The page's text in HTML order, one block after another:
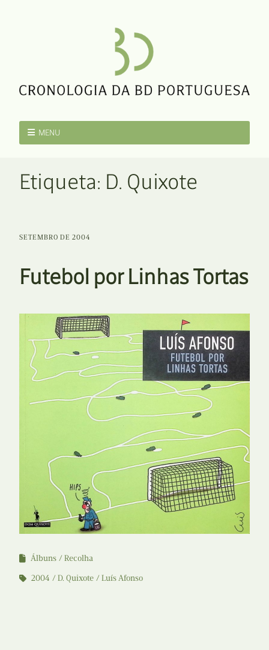
MENU
Etiqueta: D. Quixote
SETEMBRO DE 2004
Futebol por Linhas Tortas
Álbuns
Recolha
2004
D. Quixote Luís Afonso